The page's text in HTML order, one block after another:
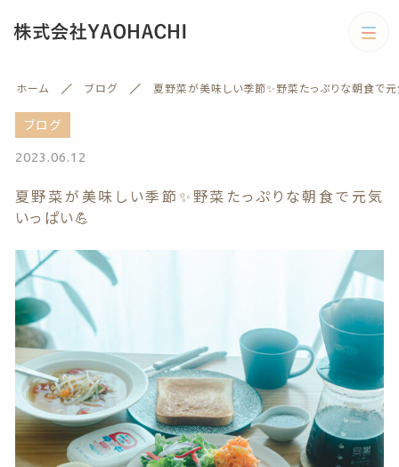
ホーム ブログ 夏野菜が美味しい季節✨野菜たっぷりな朝食で
ブログ
2023.06.12
夏野菜が美味しい季節✨野菜たっぷりな朝食で元気
いっぱい💪
カテゴリー
野菜
果物 訳あり商品
カテゴリー一覧
訳あり商品
贈答用商品
親カテゴリー
子カテゴリー
価格帯
～